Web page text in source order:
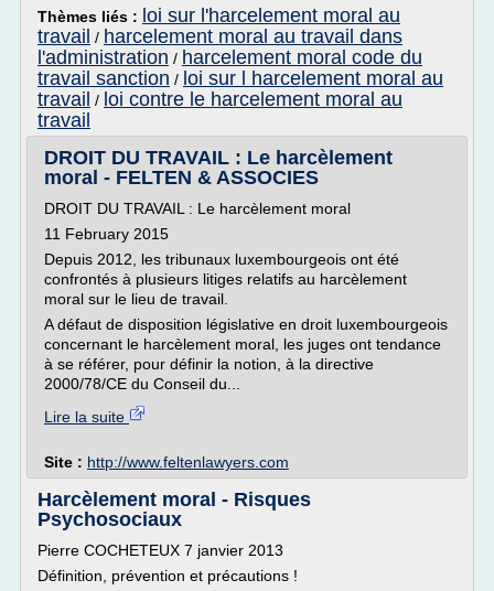
Thèmes liés : loi sur l'harcelement moral au
travail / harcelement moral au travail dans
l'administration / harcelement moral code du
travail sanction / loi sur l harcelement moral au
travail / loi contre le harcelement moral au
travail
DROIT DU TRAVAIL : Le harcèlement
moral - FELTEN & ASSOCIES
DROIT DU TRAVAIL : Le harcèlement moral
11 February 2015
Depuis 2012, les tribunaux luxembourgeois ont été
confrontés à plusieurs litiges relatifs au harcèlement
moral sur le lieu de travail.
A défaut de disposition législative en droit luxembourgeois
concernant le harcèlement moral, les juges ont tendance
à se référer, pour définir la notion, à la directive
2000/78/CE du Conseil du...
Lire la suite
Site : http://www.feltenlawyers.com
Harcèlement moral - Risques
Psychosociaux
Pierre COCHETEUX 7 janvier 2013
Définition, prévention et précautions !